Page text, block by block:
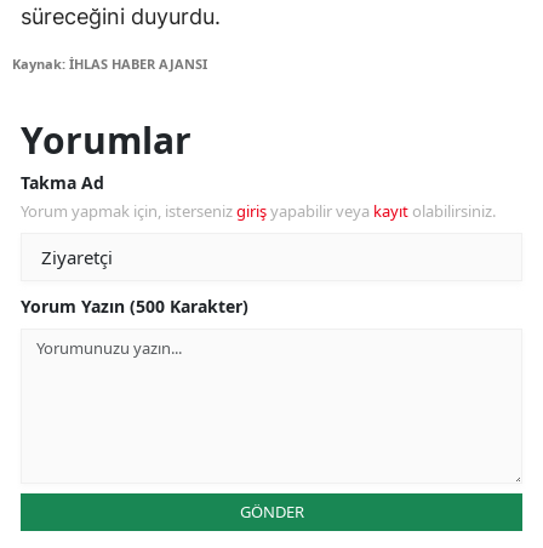
süreceğini duyurdu.
Kaynak: İHLAS HABER AJANSI
Yorumlar
Takma Ad
Yorum yapmak için, istersenizgirişyapabilir veya kayıt olabilirsiniz.
Yorum Yazın (500 Karakter)
GÖNDER